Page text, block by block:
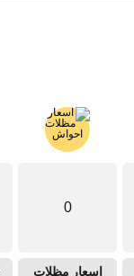
0
اسعار مظلات